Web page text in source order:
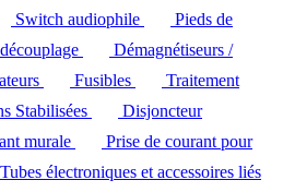
Switch audiophile
Pieds de
Démagnétiseurs /
Fusibles
Traitement
Stabilisées
Disjoncteur
murale
Prise de courant pour
Tubes électroniques et accessoires liés